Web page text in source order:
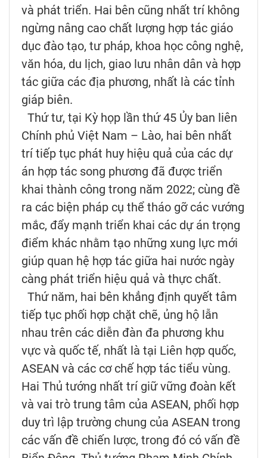
và phát triển. Hai bên cũng nhất trí không
ngừng nâng cao chất lượng hợp tác giáo
dục đào tạo, tư pháp, khoa học công nghệ,
văn hóa, du lịch, giao lưu nhân dân và hợp
tác giữa các địa phương, nhất là các tỉnh
giáp biên.
Thứ tư, tại Kỳ họp lần thứ 45 Ủy ban liên
Chính phủ Việt Nam – Lào, hai bên nhất
trí tiếp tục phát huy hiệu quả của các dự
án hợp tác song phương đã được triển
khai thành công trong năm 2022; cùng đề
ra các biện pháp cụ thể tháo gỡ các vướng
mắc, đẩy mạnh triển khai các dự án trọng
điểm khác nhằm tạo những xung lực mới
giúp quan hệ hợp tác giữa hai nước ngày
càng phát triển hiệu quả và thực chất.
Thứ năm, hai bên khẳng định quyết tâm
tiếp tục phối hợp chặt chẽ, ủng hộ lẫn
nhau trên các diễn đàn đa phương khu
vực và quốc tế, nhất là tại Liên hợp quốc,
ASEAN và các cơ chế hợp tác tiểu vùng.
Hai Thủ tướng nhất trí giữ vững đoàn kết
và vai trò trung tâm của ASEAN, phối hợp
duy trì lập trường chung của ASEAN trong
các vấn đề chiến lược, trong đó có vấn đề